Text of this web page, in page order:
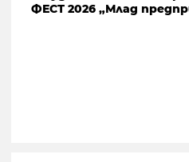
ФЕСТ 2026 „Млад